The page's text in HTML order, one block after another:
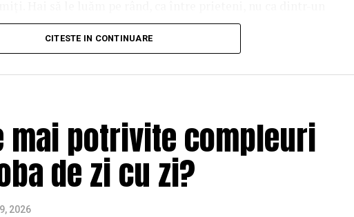
de mult culoarea de bază a
Stitch are un albastru care nu seamănă cu albastrul florilor
ușor saturat, cu accente de roz în interiorul urechilor. Asta
deja două culori în ecuație înainte să așezi o singură floare
ăsta, ajungi ușor la un aranjament care se bate cap în cap, în
în registre care nu vorbesc între ele.
CITESTE IN CONTINUARE
mai potrivite compleuri
de zi cu zi?
2026